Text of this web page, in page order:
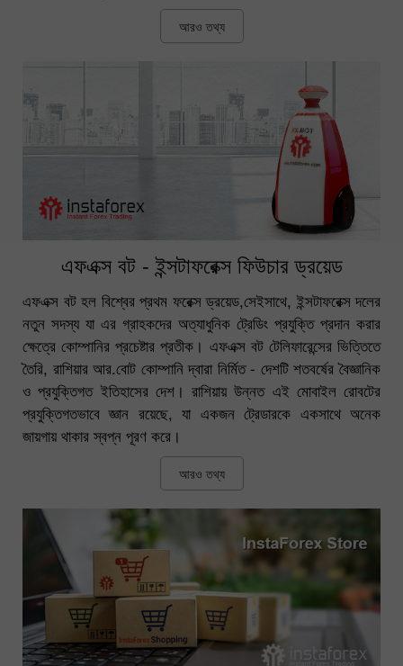
আরও তথ্য
এফএক্স বট - ইন্সটাফরেক্স ফিউচার ড্রয়েড
এফএক্স বট হল বিশ্বের প্রথম ফরেক্স ড্রয়েড,সেইসাথে, ইন্সটাফরেক্স দলের
নতুন সদস্য যা এর গ্রাহকদের অত্যাধুনিক ট্রেডিং প্রযুক্তি প্রদান করার
ক্ষেত্রে কোম্পানির প্রচেষ্টার প্রতীক। এফএক্স বট টেলিফারেন্সের ভিত্তিতে
তৈরি, রাশিয়ার আর.বোট কোম্পানি দ্বারা নির্মিত - দেশটি শতবর্ষের বৈজ্ঞানিক
ও প্রযুক্তিগত ইতিহাসের দেশ। রাশিয়ায় উন্নত এই মোবাইল রোবটের
প্রযুক্তিগতভাবে জ্ঞান রয়েছে, যা একজন ট্রেডারকে একসাথে অনেক
জায়গায় থাকার স্বপ্ন পূরণ করে।
আরও তথ্য